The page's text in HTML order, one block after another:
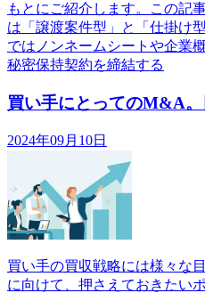
もとにご紹介します。この記
は「譲渡案件型」と「仕掛け
ではノンネームシートや企業
秘密保持契約を締結する
買い手にとってのM&A
2024年09月10日
買い手の買収戦略には様々な
に向けて、押さえておきたい